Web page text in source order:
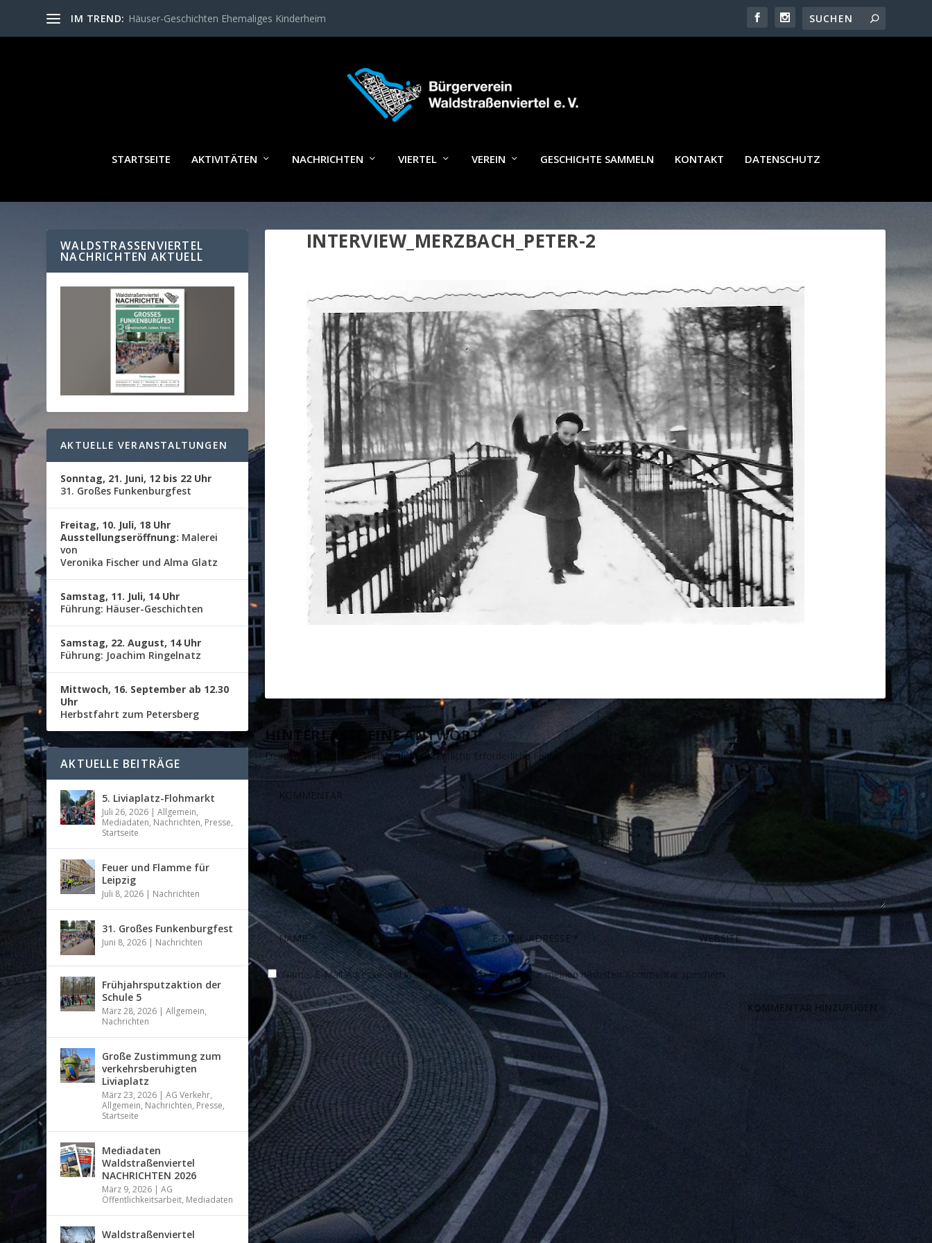
IM TREND: Häuser-Geschichten Ehemaliges Kinderheim
STARTSEITE AKTIVITÄTEN NACHRICHTEN VIERTEL VEREIN GESCHICHTE SAMMELN KONTAKT DATENSCHUTZ
INTERVIEW_MERZBACH_PETER-2
HINTERLASSE EINE ANTWORT
Deine E-Mail-Adresse wird nicht veröffentlicht. Erforderliche Felder sind mit
Name, E-Mail-Adresse und Website in diesem Browser für meinen nächsten Kommentar speichern.
WALDSTRASSENVIERTEL N
ACHRICHTEN AKTUELL
AKTUELLE VERANSTALTUNGEN
Sonntag, 21. Juni, 12 bis 22 Uhr
31. Großes Funkenburgfest
Freitag, 10. Juli, 18 Uhr
Ausstellungseröffnung: Malerei
von
Veronika Fischer und Alma Glatz
Samstag, 11. Juli, 14 Uhr
Führung: Häuser-Geschichten
Samstag, 22. August, 14 Uhr
Führung: Joachim Ringelnatz
Mittwoch, 16. September ab 12.30
Uhr
Herbstfahrt zum Petersberg
AKTUELLE BEITRÄGE
5. Liviaplatz-Flohmarkt
Juli 26, 2026 |Allgemein,
Mediadaten, Nachrichten, Presse,
Startseite
Feuer und Flamme für
Leipzig
Juli 8, 2026 | Nachrichten
31. Großes Funkenburgfest
Juni 8, 2026 | Nachrichten
Frühjahrsputzaktion der
Schule 5
März 28, 2026 |Allgemein,
Nachrichten
Große Zustimmung zum
verkehrsberuhigten
Liviaplatz
März 23, 2026 |AG Verkehr,
Allgemein, Nachrichten, Presse,
Startseite
Mediadaten
Waldstraßenviertel
NACHRICHTEN 2026
März 9, 2026 |AG
Öffentlichkeitsarbeit, Mediadaten
Waldstraßenviertel